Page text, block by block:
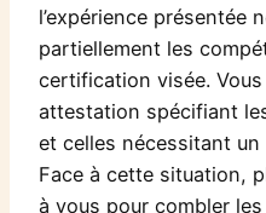
l’expérience présentée
partiellement les
certification visée.
attestation spécifiant
et celles nécessitant
Face à cette situation,
à vous pour combler